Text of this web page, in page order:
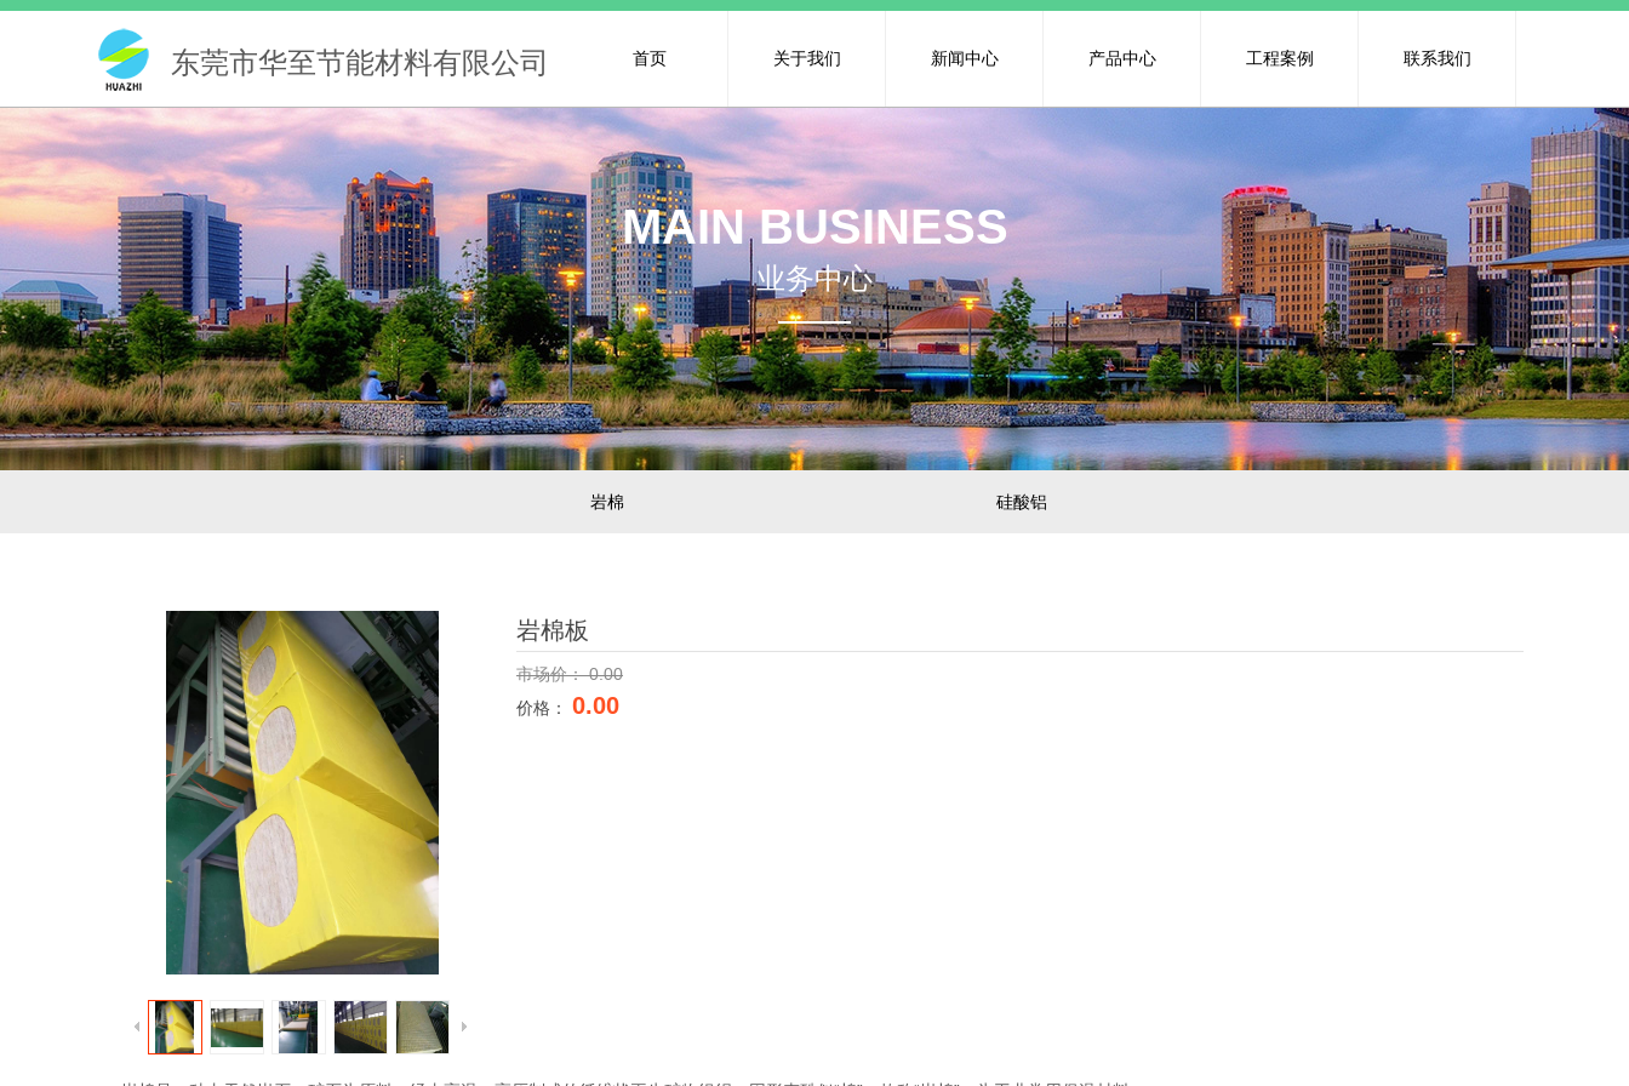
首页 关于我们 新闻中心 产品中心 工程案例 联系我们
东莞市华至节能材料有限公司
业务中心
MAIN BUSINESS
岩棉 硅酸铝
岩棉板
市场价：0.00
价格： 0.00